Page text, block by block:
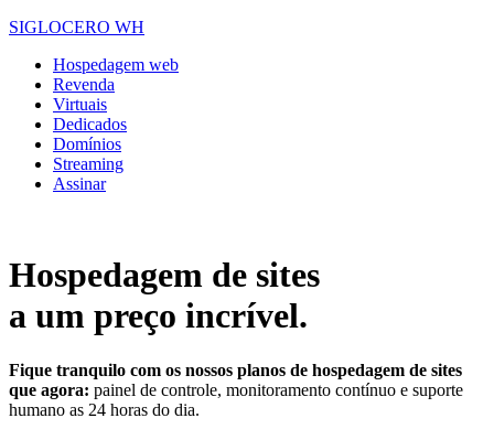
SIGLOCERO WH
Hospedagem web
Revenda
Virtuais
Dedicados
Domínios
Streaming
Assinar
Hospedagem de sites
a um preço incrível.
Fique tranquilo com os nossos planos de hospedagem de sites
que agora: painel de controle, monitoramento contínuo e suporte
humano as 24 horas do dia.